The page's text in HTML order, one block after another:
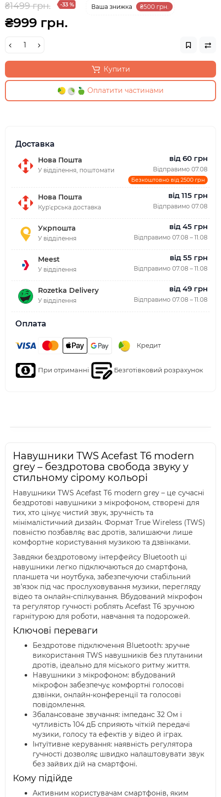
₴1499 грн. -33 % Ваша знижка ₴500 грн.
₴999 грн.
Купити
Оплатити частинами
Доставка
Нова Пошта
У відділення, поштомати
від 60 грн
Відправимо 07.08
Безкоштовно від 2500 грн
Нова Пошта
Курʼєрська доставка
від 115 грн
Відправимо 07.08
Укрпошта
У відділення
від 45 грн
Відправимо 07.08 – 11.08
Meest
У відділення
від 55 грн
Відправимо 07.08 – 11.08
Rozetka Delivery
У відділення
від 49 грн
Відправимо 07.08 – 11.08
Оплата
Кредит
При отриманні Безготівковий розрахунок
Навушники TWS Acefast T6 modern
grey – бездротова свобода звуку у
стильному сірому кольорі
Навушники TWS Acefast T6 modern grey – це сучасні
бездротові навушники з мікрофоном, створені для
тих, хто цінує чистий звук, зручність та
мінімалістичний дизайн. Формат True Wireless (TWS)
повністю позбавляє вас дротів, залишаючи лише
комфортне користування музикою та дзвінками.
Завдяки бездротовому інтерфейсу Bluetooth ці
навушники легко підключаються до смартфона,
планшета чи ноутбука, забезпечуючи стабільний
зв’язок під час прослуховування музики, перегляду
відео та онлайн-спілкування. Вбудований мікрофон
та регулятор гучності роблять Acefast T6 зручною
гарнітурою для роботи, навчання та подорожей.
Ключові переваги
Бездротове підключення Bluetooth: зручне
використання TWS навушників без плутанини
дротів, ідеально для міського ритму життя.
Навушники з мікрофоном: вбудований
мікрофон забезпечує комфортні голосові
дзвінки, онлайн-конференції та голосові
повідомлення.
Збалансоване звучання: імпеданс 32 Ом і
чутливість 104 дБ сприяють чіткій передачі
музики, голосу та ефектів у відео й іграх.
Інтуїтивне керування: наявність регулятора
гучності дозволяє швидко налаштовувати звук
без зайвих дій на смартфоні.
Кому підійде
Активним користувачам смартфонів, яким